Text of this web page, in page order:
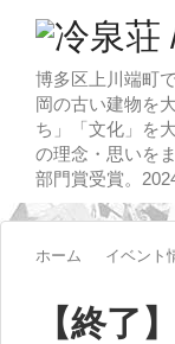
博多区上川端町
岡の古い建物を
ち」「文化」を
の理念・思いを
部門賞受賞。
ホーム イベント
【終了